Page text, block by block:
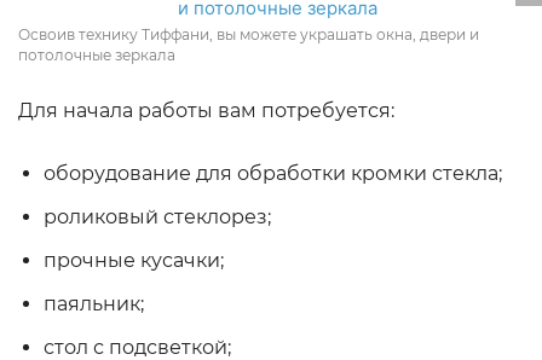
Освоив технику Тиффани, вы можете украшать окна, двери и
потолочные зеркала
Для начала работы вам потребуется:
оборудование для обработки кромки стекла;
роликовый стеклорез;
прочные кусачки;
паяльник;
стол с подсветкой;